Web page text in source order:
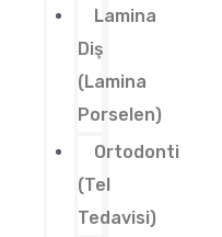
Lamina
Diş
(Lamina
Porselen)
Ortodonti
(Tel
Tedavisi)